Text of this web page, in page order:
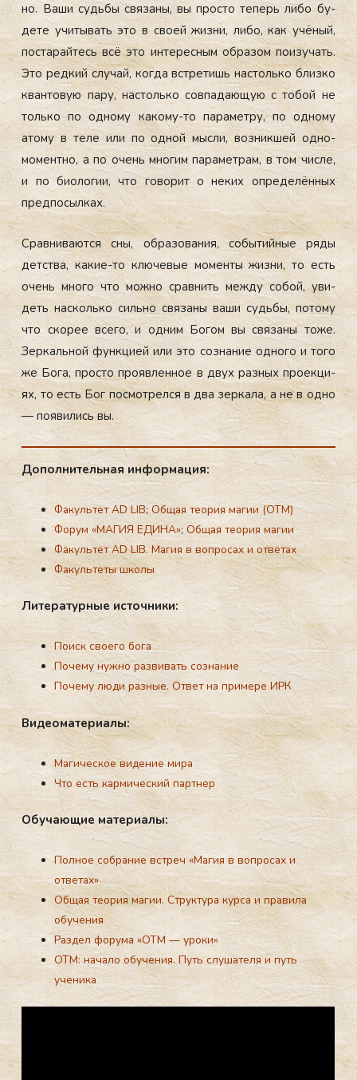
но. Ва­ши судь­бы свя­заны, вы прос­то те­перь ли­бо бу­
дете учи­тывать это в сво­ей жиз­ни, ли­бо, как учё­ный,
пос­та­рай­тесь всё это ин­те­рес­ным об­ра­зом по­изу­чать.
Это ред­кий слу­чай, ког­да встре­тишь нас­толь­ко близ­ко
кван­то­вую па­ру, нас­толь­ко сов­па­да­ющую с то­бой не
толь­ко по од­но­му ка­кому-то па­рамет­ру, по од­но­му
ато­му в те­ле или по од­ной мыс­ли, воз­никшей од­но­
момен­тно, а по очень мно­гим па­рамет­рам, в том чис­ле,
и по би­оло­гии, что го­ворит о не­ких оп­ре­делён­ных
пред­по­сыл­ках.
Срав­ни­ва­ют­ся сны, об­ра­зова­ния, со­бытий­ные ря­ды
детс­тва, ка­кие-то клю­чевые мо­мен­ты жиз­ни, то есть
очень мно­го что мож­но срав­нить меж­ду со­бой, уви­
деть нас­коль­ко силь­но свя­заны ва­ши судь­бы, по­тому
что ско­рее все­го, и од­ним Бо­гом вы свя­заны то­же.
Зер­каль­ной фун­кци­ей или это соз­на­ние од­но­го и то­го
же Бо­га, прос­то про­яв­ленное в двух раз­ных про­ек­ци­
ях, то есть Бог пос­мотрел­ся в два зер­ка­ла, а не в од­но
— по­яви­лись вы.
До­пол­ни­тель­ная ин­фор­ма­ция:
Факультет AD LIB;Общая теория магии (ОТМ)
Форум «МАГИЯ ЕДИНА»;Общая теория магии
Факультет AD LIB. Магия в вопросах и ответах
Факультеты школы
Ли­тера­тур­ные ис­точни­ки:
Поиск своего бога
Почему нужно развивать сознание
Почему люди разные. Ответ на примере ИРК
Ви­де­ома­тери­алы:
Магическое видение мира
Что есть кармический партнер
Обу­ча­ющие ма­тери­алы:
Полное собрание встреч «Магия в вопросах и
ответах»
Общая теория магии. Структура курса и правила
обучения
Раздел форума «ОТМ — уроки»
ОТМ: начало обучения. Путь слушателя и путь
ученика